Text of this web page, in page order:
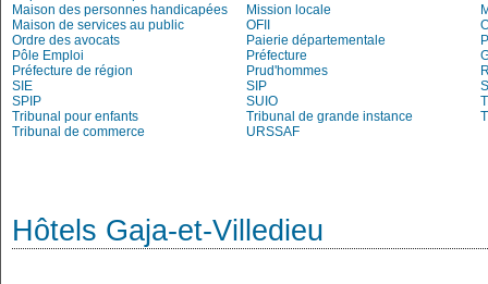
Maison des personnes handicapées
Mission locale
Maison de services au public
OFII
Ordre des avocats
Paierie départementale
Pôle Emploi
Préfecture
Préfecture de région
Prud'hommes
SIE
SIP
SPIP
SUIO
Tribunal pour enfants
Tribunal de grande instance
Tribunal de commerce
URSSAF
Hôtels Gaja-et-Villedieu